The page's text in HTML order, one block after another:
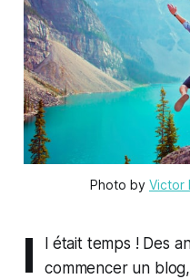
Photo by Victor
I
l était temps ! Des
commencer un